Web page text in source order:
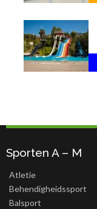
Sporten A – M
Atletie
Behendigheidssport
Balsport